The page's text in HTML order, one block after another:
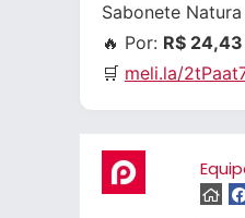
Sabonete
🔥 Por: R$ 24,43
🛒 meli.la/